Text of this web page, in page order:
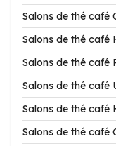
Salons de thé café
Salons de thé café
Salons de thé café
Salons de thé café
Salons de thé café
Salons de thé café